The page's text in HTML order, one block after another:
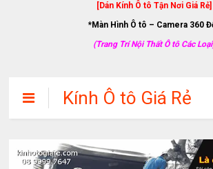
[Dán Kính Ô tô Tận Nơi Giá Rẻ]
*Màn Hình Ô tô – Camera 360
(Trang Trí Nội Thất Ô tô Các
Kính Ô tô Giá Rẻ